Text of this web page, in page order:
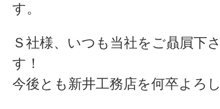
す。
Ｓ社様、いつも当社をご贔屓下
す！
今後とも新井工務店を何卒よろ